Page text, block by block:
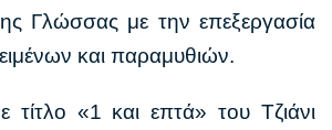
Γλώσσας με την επεξεργασία
και παραμυθιών.
τίτλο «1 και επτά» του Τζιάνι